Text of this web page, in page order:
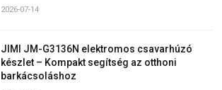
2026-07-14
JIMI JM-G3136N elektromos csavarhúzó
készlet – Kompakt segítség az otthoni
barkácsoláshoz